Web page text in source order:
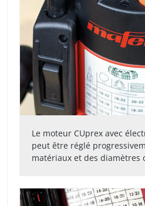
Le moteur CUprex avec
peut être réglé
matériaux et des diamètres